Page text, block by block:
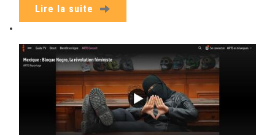
Lire la suite